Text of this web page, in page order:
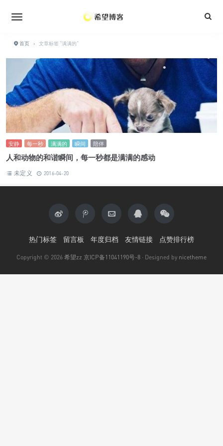
首页 › 文章标签 "满满的"
安静 每一秒 满满的 瞬间 陪伴
人和动物的和谐瞬间，每一秒都是满满的感动
未定义 2016-04-20
热门标签 留言板 年度归档 友情链接 点赞排行榜
Copyright © 2026 希望zz 京ICP备11041190号-8 · Designed by nicetheme
•
•